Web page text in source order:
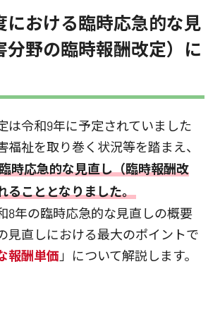
における臨時応急的な見
分野の臨時報酬改定）に
は令和9年に予定されていました
福祉を取り巻く状況等を踏まえ、
時応急的な見直し（臨時報酬改
ることとなりました。
8年の臨時応急的な見直しの概要
見直しにおける最大のポイントで
報酬単価」について解説します。